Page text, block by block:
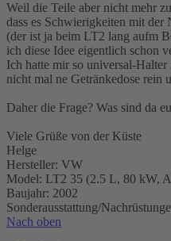
Weil die Teile aber nicht mehr
dass es Schwierigkeiten mit der
(der ist ja beim LT2 lang aufm
ich diese Idee eigentlich schon
Ich hatte mir so universal-Halter
nicht mal ne Getränkedose rein
Daher die Frage? Was sind da
Viele Grüße von der Küste
Helge
Hersteller: VW
Model: LT2 35 (2.5 L, 80 kW,
Baujahr: 2002
Sonderausstattung/
Nach oben